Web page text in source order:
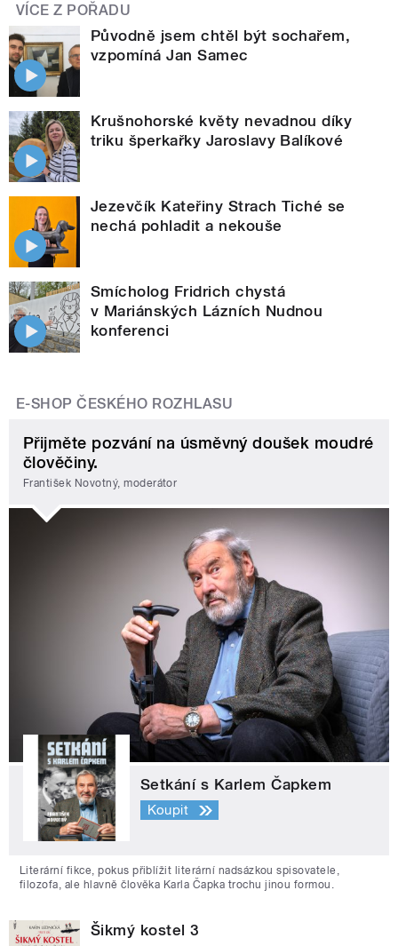
VÍCE Z POŘADU
Původně jsem chtěl být sochařem,
vzpomíná Jan Samec
Krušnohorské květy nevadnou díky
triku šperkařky Jaroslavy Balíkové
Jezevčík Kateřiny Strach Tiché se
nechá pohladit a nekouše
Smícholog Fridrich chystá
v Mariánských Lázních Nudnou
konferenci
E-SHOP ČESKÉHO ROZHLASU
Přijměte pozvání na úsměvný doušek moudré
člověčiny.
František Novotný, moderátor
Setkání s Karlem Čapkem
Koupit
Literární fikce, pokus přiblížit literární nadsázkou spisovatele,
filozofa, ale hlavně člověka Karla Čapka trochu jinou formou.
Šikmý kostel 3